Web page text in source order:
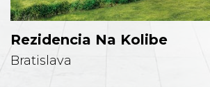
Rezidencia Na Kolibe
Bratislava